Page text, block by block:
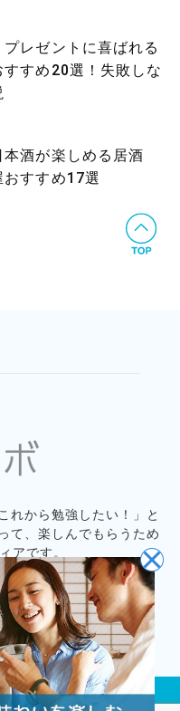
プレゼントに喜ばれる
すすめ20選！失敗しな
酒が楽しめる居酒
おすすめ17選
れから勉強したい！」と
て、楽しんでもらうため
アです。
テンツ制作ポリシー